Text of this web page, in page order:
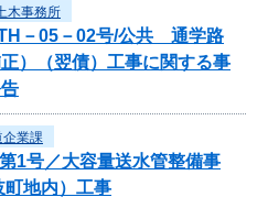
木事務所
－05－02号/公共 通学路
）（翌債）工事に関する事
企業課
1号／大容量送水管整備事
町地内）工事